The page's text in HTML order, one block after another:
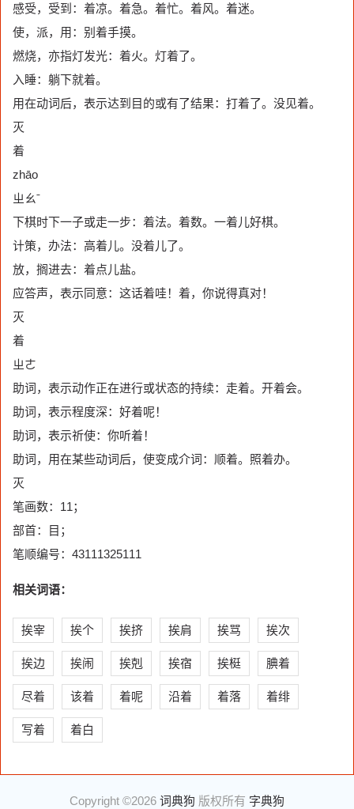
感受，受到：着凉。着急。着忙。着风。着迷。
使，派，用：别着手摸。
燃烧，亦指灯发光：着火。灯着了。
入睡：躺下就着。
用在动词后，表示达到目的或有了结果：打着了。没见着。
灭
着
zhāo
ㄓㄠˉ
下棋时下一子或走一步：着法。着数。一着儿好棋。
计策，办法：高着儿。没着儿了。
放，搁进去：着点儿盐。
应答声，表示同意：这话着哇！着，你说得真对！
灭
着
ㄓㄜ
助词，表示动作正在进行或状态的持续：走着。开着会。
助词，表示程度深：好着呢！
助词，表示祈使：你听着！
助词，用在某些动词后，使变成介词：顺着。照着办。
灭
笔画数：11；
部首：目；
笔顺编号：43111325111
相关词语：
挨宰 挨个 挨挤 挨肩 挨骂 挨次
挨边 挨闹 挨剋 挨宿 挨梃 腆着
尽着 该着 着呢 沿着 着落 着绯
写着 着白
Copyright ©2026 词典狗 版权所有 字典狗